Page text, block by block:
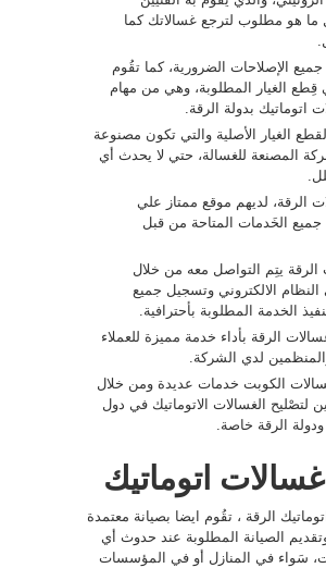
ما هو مطلوب لترجع غسالاتك كما
جميع الإصلاحات الضرورية، كما تقُوم
قِطع الغيار المطلوبة، وهي من مهام
اتوماتيك بدولة الرقة.
الغيار الأصلية والتي تكون مصنوعة
المصنعة للغسالة، حتي لا يحدث أي
الرقة، لديهم موقع ممتاز علي
جميع الخَدمات المتاحة من قبل
يتِم التواصل معه من خلال
النظام الالكتروني وتسجيل جميع
الخدمة المطلوبة بأحترافية.
الرقة بأداء خدمة مميزة للعملاء
لدي الشركة.
الكوبت خدمات عديدة ومن خلال
لتصْليح الغسالات الاتوماتيك في دول
ودولة الرقة خاصة.
اتوماتيك
الرقة ، تقُوم ايضا بصيانة معتمدة
الصيانة المطلوبة عند حدوث أي
سَواء في المنازل أو في المؤسسات